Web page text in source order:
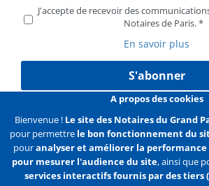
J'accepte de recevoir des
Notaires de Paris.
En savoir plus
S'abonner
Liens Mentions légales Données
Politique des cookies
A propos des cookies
Bienvenue ! Le site des Notaires du Grand
pour permettre le bon fonctionnement du
pouranalyser et améliorer la
pour mesurer l'audience du site, ainsi que
services interactifs fournis par des tiers